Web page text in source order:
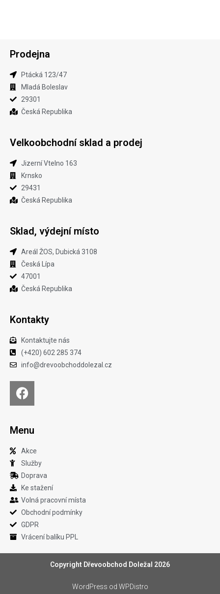
Prodejna
Ptácká 123​/47
Mladá Boleslav​
29301
Česká Republika
Velkoobchodní sklad a prodej​
Jizerní Vtelno 163​
Krnsko
29431
Česká Republika
Sklad, výdejní místo
Areál ŽOS, Dubická 3108
Česká Lípa
47001
Česká Republika
Kontakty
Kontaktujte nás
(+420) 602 285 374
info@drevoobchoddolezal.cz
Menu
Akce
Služby
Doprava
Ke stažení
Volná pracovní místa
Obchodní podmínky
GDPR
Vrácení balíku PPL
Copyright Dřevoobchod Doležal 2026
WordPress od WPDistro